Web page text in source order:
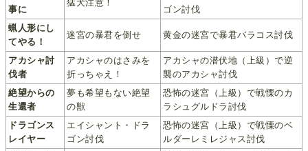
事に
猛犬注意！
ゴン討伐
蝋人形にし
てやる！
迷宮の暴君を倒せ 黄金の迷宮で暴君バラコス討伐
アカシャ討
伐者
アカシャのはさみを
折っちゃえ！
アカシャの潜伏地（上級）で逆
襲のアカシャ討伐
絶望からの
生還者
夢も希望もない絶望
の獣
恐怖の迷宮（上級）で戦慄のカ
ラシュグルドラ討伐
ドラゴンス
レイヤー
エイシャント・ドラ
ゴン討伐
恐怖の迷宮（上級）で戦慄のベ
ルダーレミレジャス討伐